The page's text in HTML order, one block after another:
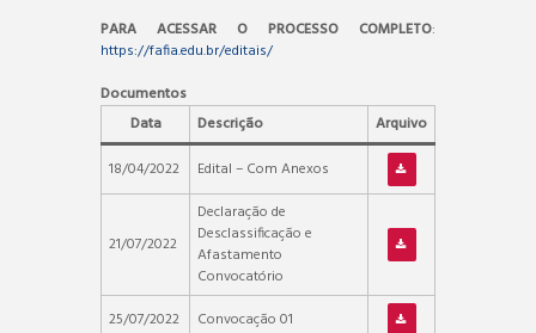
PARA ACESSAR O PROCESSO COMPLETO:
https://fafia.edu.br/editais/
Documentos
Data
Descrição
Arquivo
18/04/2022
Edital – Com Anexos
21/07/2022
Declaração de
Desclassificação e
Afastamento
Convocatório
25/07/2022
Convocação 01